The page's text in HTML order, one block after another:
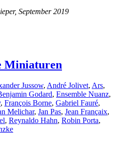
September 2019
Miniaturen
Jussow, André Jolivet, Ars,
Godard, Ensemble Nuanz,
, François Borne, Gabriel Fauré,
Melichar, Jan Pas, Jean Françaix,
, Reynaldo Hahn, Robin Porta,